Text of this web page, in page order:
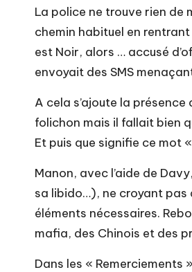
La police ne trouve rien de
chemin habituel en rentrant
est Noir, alors … accusé
envoyait des SMS
A cela s’ajoute la
folichon mais il fallait bien
Et puis que signifie ce mot
Manon, avec l’aide de
sa libido…), ne croyant pas
éléments nécessaires.
mafia, des Chinois et des
Dans les « Remerciements